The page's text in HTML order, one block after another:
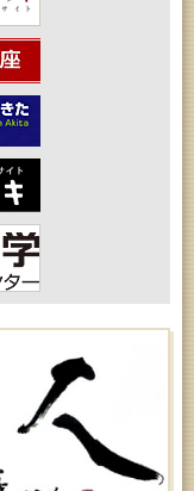
学」
」
館展示資料から
膳料理教室」